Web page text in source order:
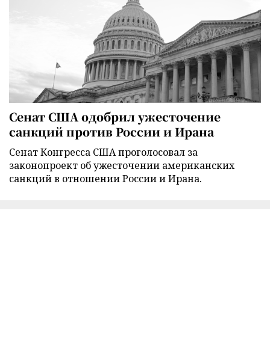
Сенат США одобрил ужесточение
санкций против России и Ирана
Сенат Конгресса США проголосовал за
законопроект об ужесточении американских
санкций в отношении России и Ирана.